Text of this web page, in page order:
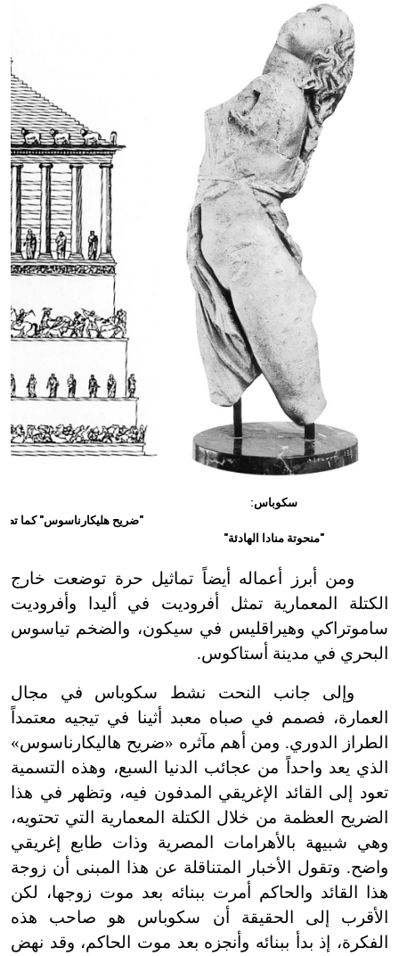
سكوباس:
"منحوتة منادا الهادئة"
"ضريح هليكارناسوس" كما
ومن أبرز أعماله أيضاً تماثيل حرة توضعت خارج
الكتلة المعمارية تمثل أفروديت في أليدا وأفروديت
ساموتراكي وهيراقليس في سيكون، والضخم تياسوس
البحري في مدينة أستاكوس.
وإلى جانب النحت نشط سكوباس في مجال
العمارة، فصمم في صباه معبد أثينا في تيجيه معتمداً
الطراز الدوري. ومن أهم مآثره «ضريح هاليكارناسوس»
الذي يعد واحداً من عجائب الدنيا السبع، وهذه التسمية
تعود إلى القائد الإغريقي المدفون فيه، وتظهر في هذا
الضريح العظمة من خلال الكتلة المعمارية التي تحتويه،
وهي شبيهة بالأهرامات المصرية وذات طابع إغريقي
واضح. وتقول الأخبار المتناقلة عن هذا المبنى أن زوجة
هذا القائد والحاكم أمرت ببنائه بعد موت زوجها، لكن
الأقرب إلى الحقيقة أن سكوباس هو صاحب هذه
الفكرة، إذ بدأ ببنائه وأنجزه بعد موت الحاكم، وقد نهض